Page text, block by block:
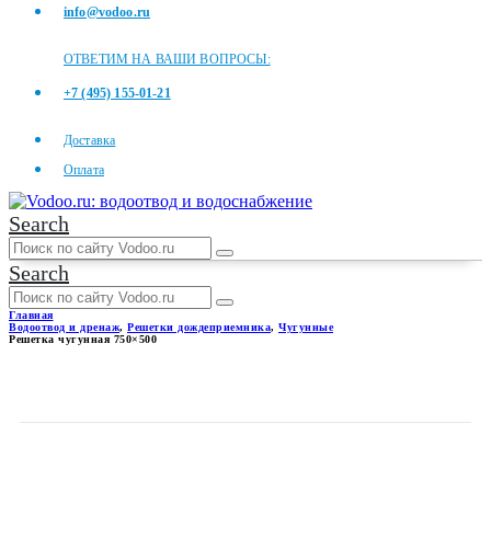
info@vodoo.ru
ОТВЕТИМ НА ВАШИ ВОПРОСЫ:
+7 (495) 155-01-21
Доставка
Оплата
Search
Search
Главная
Водоотвод и дренаж, Решетки дождеприемника, Чугунные
Решетка чугунная 750×500